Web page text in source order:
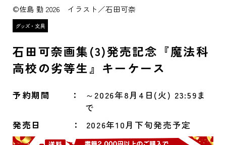
©佐島 勤 2026 イラスト／石田可奈
石田可奈画集(3)発売記念『魔法科
高校の劣等生』キーケース
予約期間
～2026年8月4日(火) 23:59ま
で
発売日
2026年10月下旬発売予定